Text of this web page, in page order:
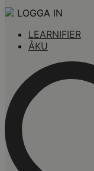
LOGGA IN
LEARNIFIER
ÅKU